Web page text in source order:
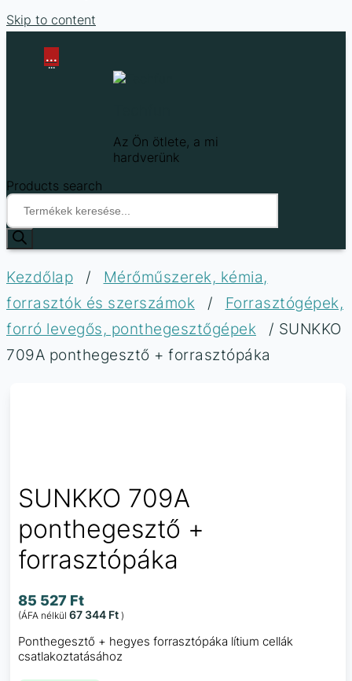
Skip to content
Az Ön ötlete, a mi
hardverünk
Products search
...
...
Kezdőlap /
Mérőműszerek, kémia,
forrasztók és szerszámok
/
Forrasztógépek,
forró levegős, ponthegesztőgépek
/ SUNKKO
709A ponthegesztő + forrasztópáka
SUNKKO 709A
ponthegesztő +
forrasztópáka
85 527 Ft
(ÁFA nélkül 67 344 Ft )
Ponthegesztő + hegyes forrasztópáka lítium cellák
csatlakoztatásához